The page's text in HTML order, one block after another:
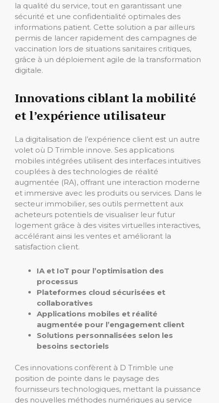
la qualité du service, tout en garantissant une
sécurité et une confidentialité optimales des
informations patient. Cette solution a par ailleurs
permis de lancer rapidement des campagnes de
vaccination lors de situations sanitaires critiques,
grâce à un déploiement agile de la transformation
digitale.
Innovations ciblant la mobilité
et l’expérience utilisateur
La digitalisation de l’expérience client est un autre
volet où D Trimble innove. Ses applications
mobiles intégrées utilisent des interfaces intuitives
couplées à des technologies de réalité
augmentée (RA), offrant une interaction moderne
et immersive avec les produits ou services. Dans le
secteur immobilier, ses outils permettent aux
acheteurs potentiels de visualiser leur futur
logement grâce à des visites virtuelles interactives,
accélérant ainsi les ventes et améliorant la
satisfaction client.
IA et IoT pour l’optimisation des
processus
Plateformes cloud sécurisées et
collaboratives
Applications mobiles et réalité
augmentée pour l’engagement client
Solutions personnalisées selon les
besoins sectoriels
Ces innovations confèrent à D Trimble une
position de pointe dans le paysage des
fournisseurs technologiques, mettant la puissance
des nouvelles méthodes numériques au service